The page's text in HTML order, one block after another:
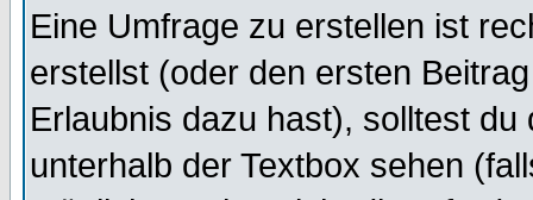
Eine Umfrage zu erstellen ist
erstellst (oder den ersten
Erlaubnis dazu hast), solltest
unterhalb der Textbox sehen